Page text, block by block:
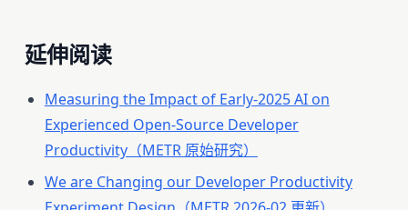
延伸阅读
Measuring the Impact of Early-2025 AI on
Experienced Open-Source Developer
Productivity（METR 原始研究）
We are Changing our Developer Productivity